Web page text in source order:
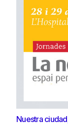
Nuestra